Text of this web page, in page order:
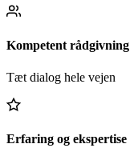
Kompetent rådgivning
Tæt dialog hele vejen
Erfaring og ekspertise